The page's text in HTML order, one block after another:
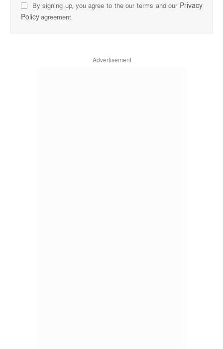
By signing up, you agree to the our terms and our Privacy
Policyagreement.
Advertisement